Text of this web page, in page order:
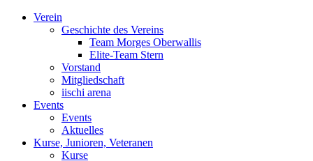
Verein
Geschichte des Vereins
Team Morges Oberwallis
Elite-Team Stern
Vorstand
Mitgliedschaft
iischi arena
Events
Events
Aktuelles
Kurse, Junioren, Veteranen
Kurse